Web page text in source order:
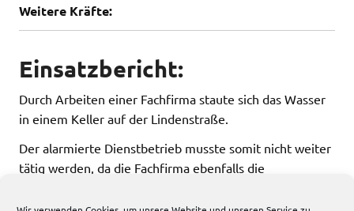
Weitere Kräfte:
Einsatzbericht:
Durch Arbeiten einer Fachfirma staute sich das Wasser
in einem Keller auf der Lindenstraße.
Der alarmierte Dienstbetrieb musste somit nicht weiter
tätig werden, da die Fachfirma ebenfalls die